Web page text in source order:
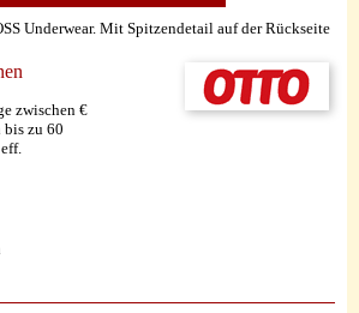
Underwear. Mit Spitzendetail auf der Rückseite
zwischen €
zu 60